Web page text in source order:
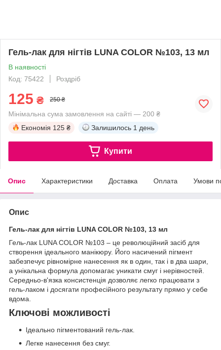
Гель-лак для нігтів LUNA COLOR №103, 13 мл
В наявності
Код: 75422
Роздріб
125 ₴ 250 ₴
Мінімальна сума замовлення на сайті — 200 ₴
Економія 125 ₴ Залишилось 1 день
Купити
Опис Характеристики Доставка Оплата Умови
Опис
Гель-лак для нігтів LUNA COLOR №103, 13 мл
Гель-лак LUNA COLOR №103 – це революційний засіб для
створення ідеального манікюру. Його насичений пігмент
забезпечує рівномірне нанесення як в один, так і в два шари,
а унікальна формула допомагає уникати смуг і нерівностей.
Середньо-в'язка консистенція дозволяє легко працювати з
гель-лаком і досягати професійного результату прямо у себе
вдома.
Ключові можливості
Ідеально пігментований гель-лак.
Легке нанесення без смуг.